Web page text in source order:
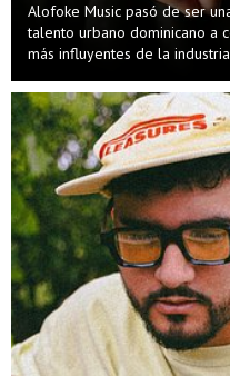
Alofoke Music pasó de ser
talento urbano dominicano a
más influyentes de la
Alofoke Media Group, u...